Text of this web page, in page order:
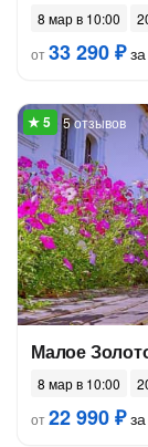
8 мар в 10:00
от33 290 ₽за
5 отзывов
Малое
8 мар в 10:00
от22 990 ₽за